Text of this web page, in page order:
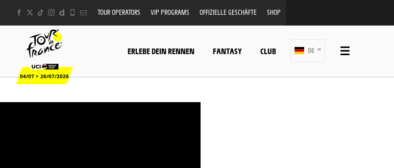
TOUR OPERATORS VIP PROGRAMS OFFIZIELLE GESCHÄFTE SHOP
04/07 > 26/07/2026
ERLEBE DEIN RENNEN FANTASY CLUB DE